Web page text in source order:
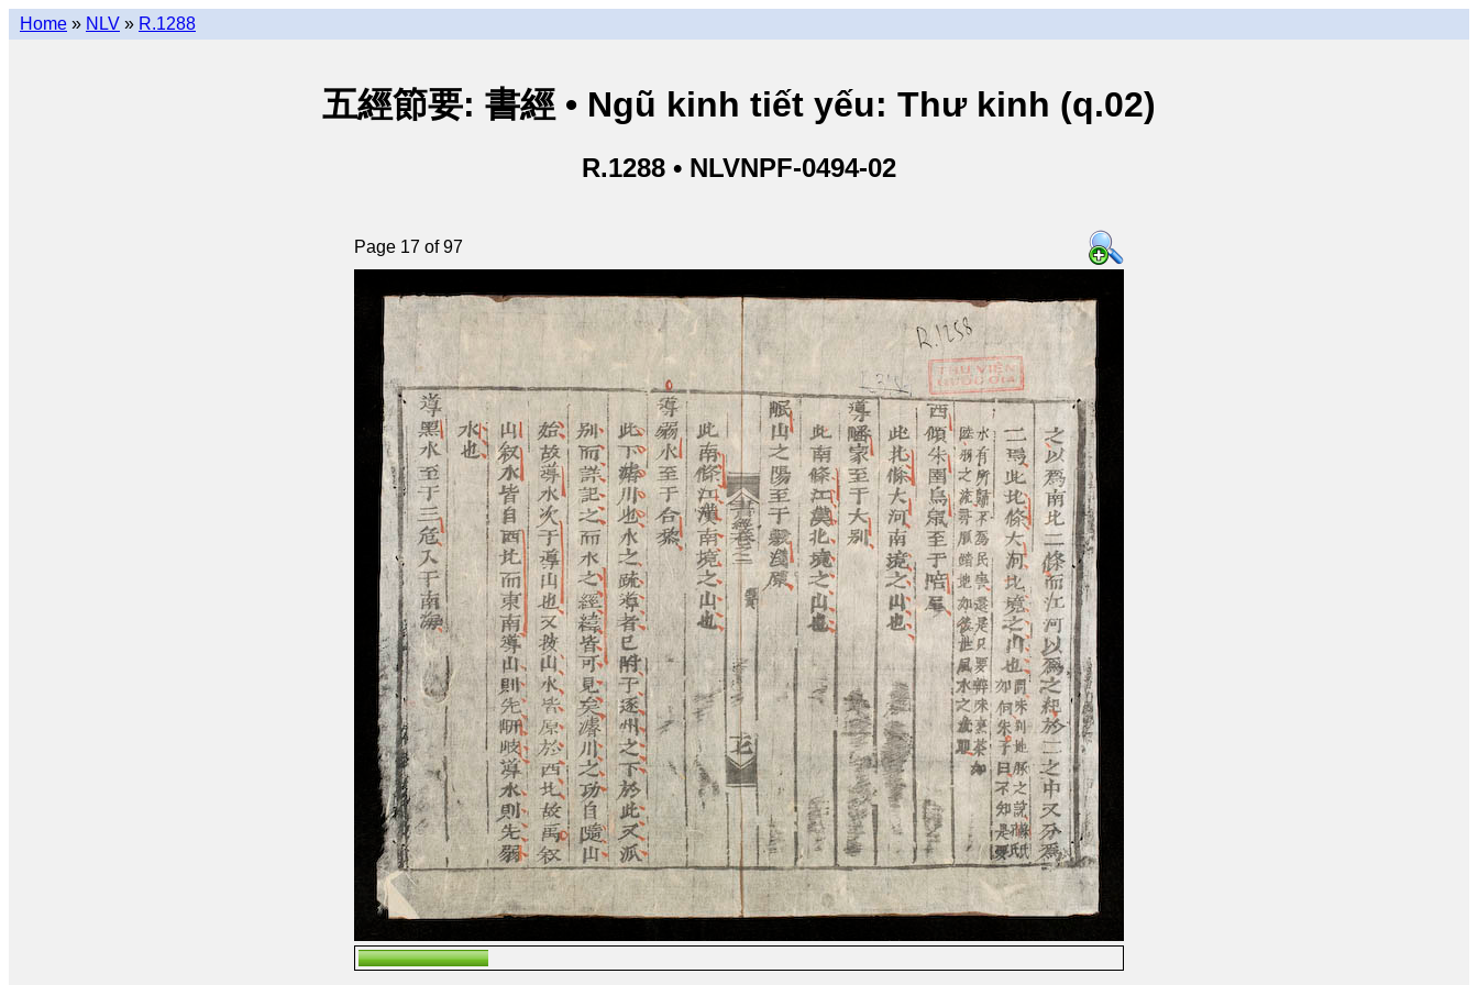
Home » NLV » R.1288
五經節要: 書經 • Ngũ kinh tiết yếu: Thư kinh (q.02)
R.1288 • NLVNPF-0494-02
Page 17 of 97